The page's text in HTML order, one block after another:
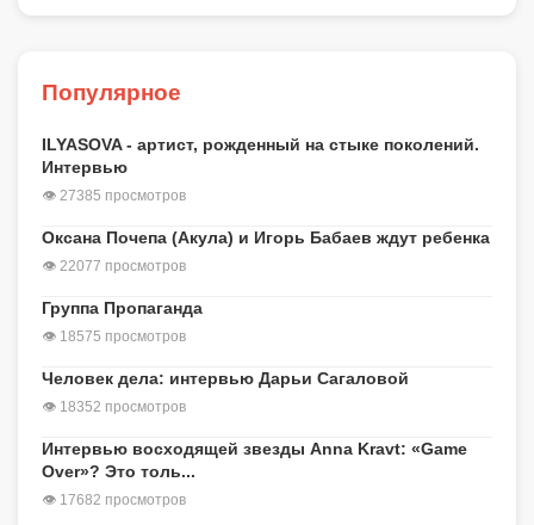
Популярное
ILYASOVA - артист, рожденный на стыке поколений.
Интервью
👁 27385 просмотров
Оксана Почепа (Акула) и Игорь Бабаев ждут ребенка
👁 22077 просмотров
Группа Пропаганда
👁 18575 просмотров
Человек дела: интервью Дарьи Сагаловой
👁 18352 просмотров
Интервью восходящей звезды Anna Kravt: «Game
Over»? Это толь...
👁 17682 просмотров